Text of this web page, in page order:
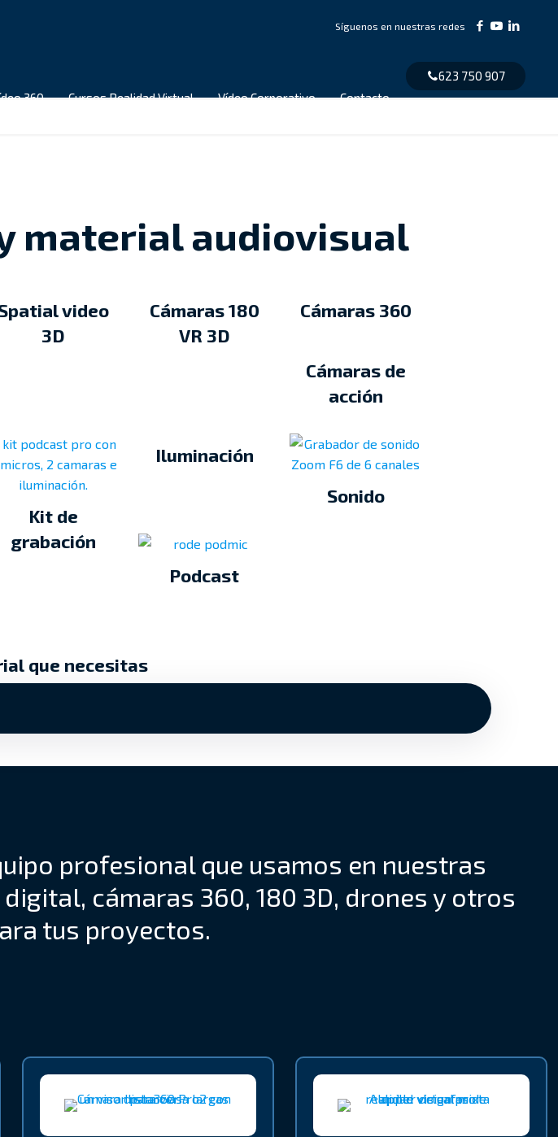
360 Cursos Realidad Virtual Vídeo Corporativo Contacto
623 750 907
material audiovisual
video
3D
Cámaras 180
VR 3D
Cámaras 360
Cámaras de
acción
Kit de
grabación
Iluminación
Sonido
Podcast
que necesitas
profesional que usamos en nuestras
cámaras 360, 180 3D, drones y otros
tus proyectos.